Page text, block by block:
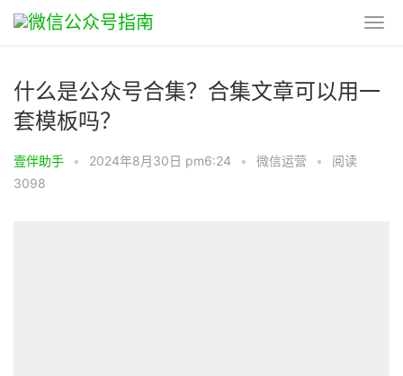
什么是公众号合集？合集文章可以用一
套模板吗？
壹伴助手 • 2024年8月30日 pm6:24 • 微信运营 •
阅读
3098